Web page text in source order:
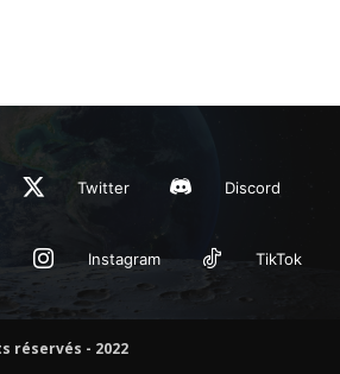
Twitter Discord
Instagram TikTok
réservés - 2022